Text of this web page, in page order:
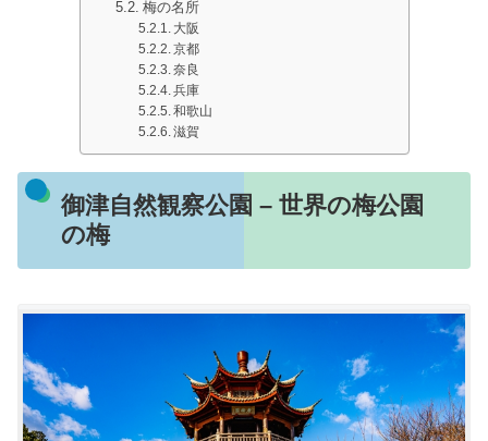
梅の名所
大阪
京都
奈良
兵庫
和歌山
滋賀
御津自然観察公園 – 世界の梅公園
の梅